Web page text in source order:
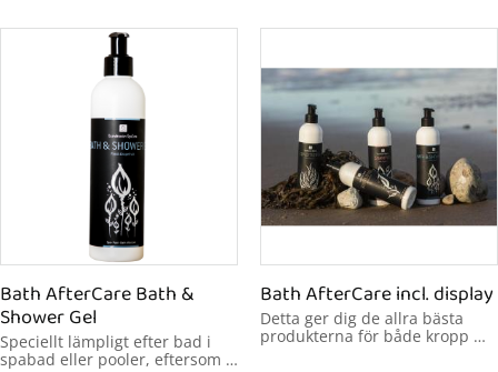
Bath AfterCare Bath &
Shower Gel
Speciellt lämpligt efter bad i
spabad eller pooler, eftersom
Bath AfterCare incl. display
Detta ger dig de allra bästa
produkterna för både kropp